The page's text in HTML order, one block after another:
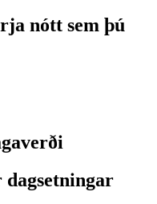
nótt sem þú